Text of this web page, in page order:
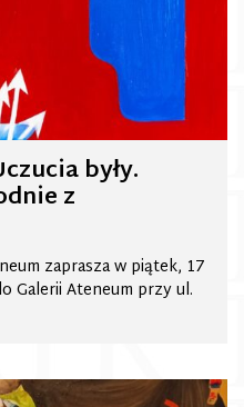
były.
z
zaprasza w piątek, 17
Galerii Ateneum przy ul.